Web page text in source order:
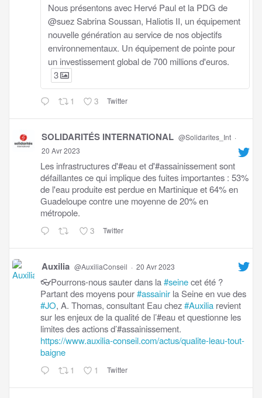
Nous présentons avec Hervé Paul et la PDG de
@suez Sabrina Soussan, Haliotis II, un équipement
nouvelle génération au service de nos objectifs
environnementaux. Un équipement de pointe pour
un investissement global de 700 millions d'euros.
3
1 3 Twitter
SOLIDARITÉS INTERNATIONAL @Solidarites_Int ·
20 Avr 2023
Les infrastructures d'#eau et d'#assainissement sont
défaillantes ce qui implique des fuites importantes : 53%
de l'eau produite est perdue en Martinique et 64% en
Guadeloupe contre une moyenne de 20% en
métropole.
3 Twitter
Auxilia @AuxiliaConseil · 20 Avr 2023
👓Pourrons-nous sauter dans la#seinecet été ?
Partant des moyens pour#assainir la Seine en vue des
#JO, A. Thomas, consultant Eau chez#Auxilia revient
sur les enjeux de la qualité de l’#eau et questionne les
limites des actions d’#assainissement.
https://www.auxilia-conseil.com/actus/qualite-leau-tout-
baigne
1 1 Twitter